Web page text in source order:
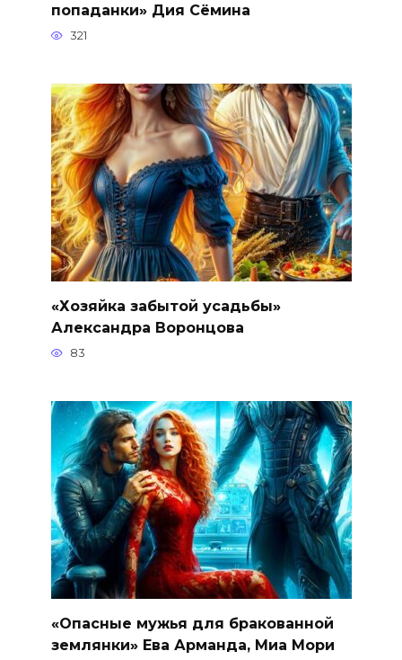
попаданки» Дия Сёмина
321
«Хозяйка забытой усадьбы»
Александра Воронцова
83
«Опасные мужья для бракованной
землянки» Ева Арманда, Миа Мори